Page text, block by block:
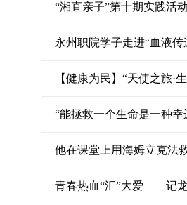
“湘直亲子”第十期实践活
永州职院学子走进“血液
【健康为民】“天使之旅·
“能拯救一个生命是一种
他在课堂上用海姆立克法
青春热血“汇”大爱——记